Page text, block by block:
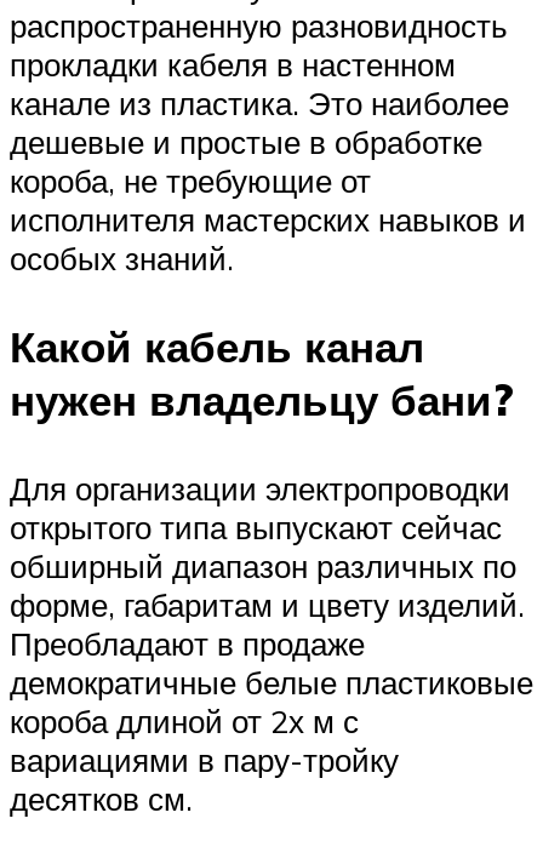
распространенную разновидность
прокладки кабеля в настенном
канале из пластика. Это наиболее
дешевые и простые в обработке
короба, не требующие от
исполнителя мастерских навыков и
особых знаний.
Какой кабель канал
нужен владельцу бани?
Для организации электропроводки
открытого типа выпускают сейчас
обширный диапазон различных по
форме, габаритам и цвету изделий.
Преобладают в продаже
демократичные белые пластиковые
короба длиной от 2х м с
вариациями в пару-тройку
десятков см.